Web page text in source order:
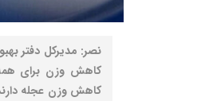
نصر: مدیرکل دفتر
کاهش وزن برای
کاهش وزن عجله